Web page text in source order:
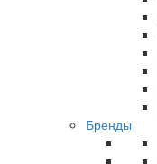
Бренды